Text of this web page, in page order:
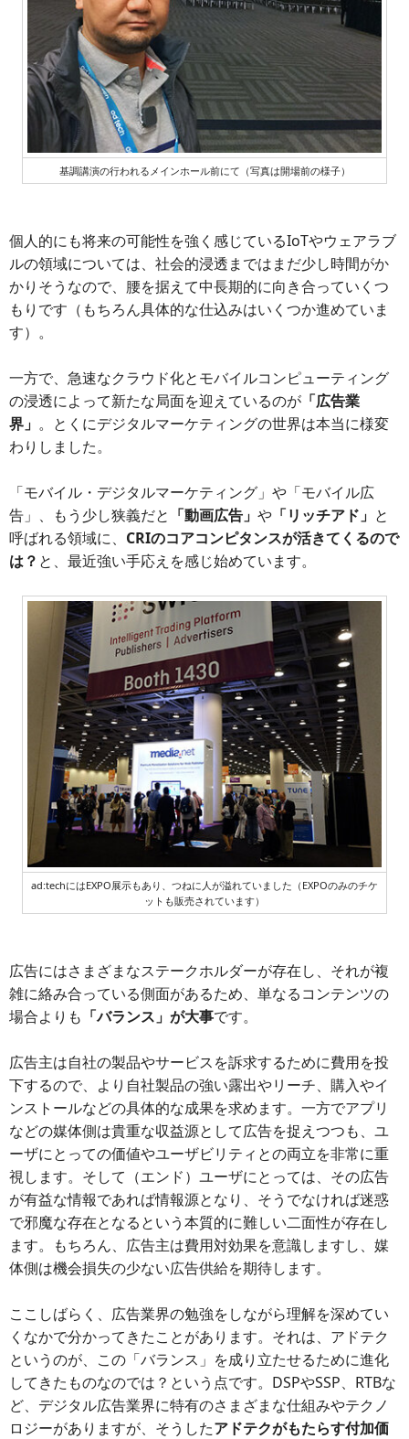
基調講演の行われるメインホール前にて（写真は開場前の様子）
個人的にも将来の可能性を強く感じているIoTやウェアラブ
ルの領域については、社会的浸透まではまだ少し時間がか
かりそうなので、腰を据えて中長期的に向き合っていくつ
もりです（もちろん具体的な仕込みはいくつか進めていま
す）。
一方で、急速なクラウド化とモバイルコンピューティング
の浸透によって新たな局面を迎えているのが 「広告業
界」 。とくにデジタルマーケティングの世界は本当に様変
わりしました。
「モバイル・デジタルマーケティング」や「モバイル広
告」、もう少し狭義だと 「動画広告」 や 「リッチアド」 と
呼ばれる領域に、 CRIのコアコンピタンスが活きてくるので
は？ と、最近強い手応えを感じ始めています。
ad:techにはEXPO展示もあり、つねに人が溢れていました（EXPOのみのチケ
ットも販売されています）
広告にはさまざまなステークホルダーが存在し、それが複
雑に絡み合っている側面があるため、単なるコンテンツの
場合よりも 「バランス」が大事です。
広告主は自社の製品やサービスを訴求するために費用を投
下するので、より自社製品の強い露出やリーチ、購入やイ
ンストールなどの具体的な成果を求めます。一方でアプリ
などの媒体側は貴重な収益源として広告を捉えつつも、ユ
ーザにとっての価値やユーザビリティとの両立を非常に重
視します。そして（エンド）ユーザにとっては、その広告
が有益な情報であれば情報源となり、そうでなければ迷惑
で邪魔な存在となるという本質的に難しい二面性が存在し
ます。もちろん、広告主は費用対効果を意識しますし、媒
体側は機会損失の少ない広告供給を期待します。
ここしばらく、広告業界の勉強をしながら理解を深めてい
くなかで分かってきたことがあります。それは、アドテク
というのが、この「バランス」を成り立たせるために進化
してきたものなのでは？という点です。DSPやSSP、RTBな
ど、デジタル広告業界に特有のさまざまな仕組みやテクノ
ロジーがありますが、そうしたアドテクがもたらす付加価